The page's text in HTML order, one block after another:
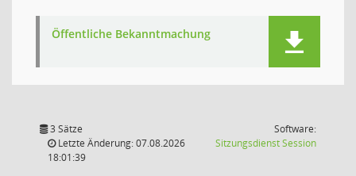
Öffentliche Bekanntmachung
3 Sätze
Letzte Änderung: 07.08.2026
18:01:39
Software:
SitzungsdienstSession(Wird in